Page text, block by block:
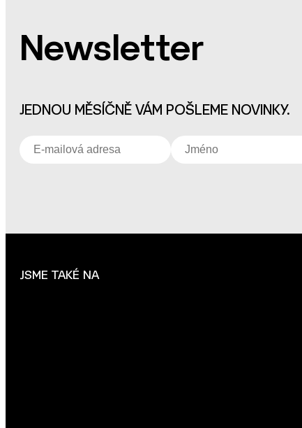
Newsletter
JEDNOU MĚSÍČNĚ VÁM POŠLEME NOVINKY.
JSME TAKÉ NA